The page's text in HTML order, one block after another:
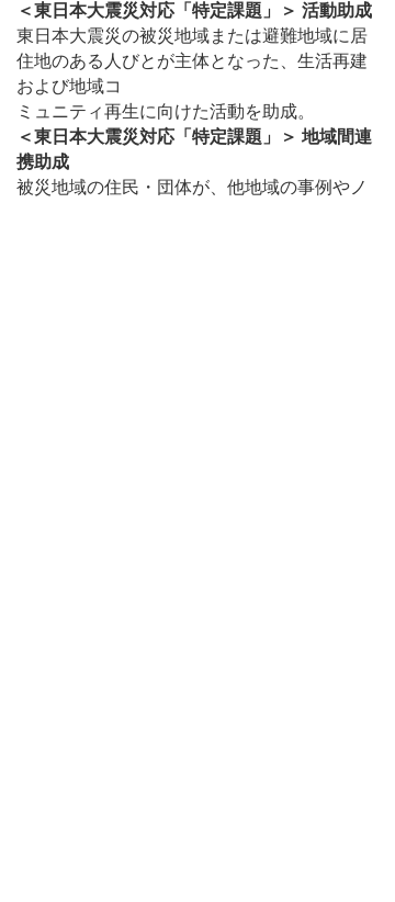
＜東日本大震災対応「特定課題」＞ 活動助成
東日本大震災の被災地域または避難地域に居
住地のある人びとが主体となった、生活再建
および地域コ
ミュニティ再生に向けた活動を助成。
＜東日本大震災対応「特定課題」＞ 地域間連
携助成
被災地域の住民・団体が、他地域の事例やノ